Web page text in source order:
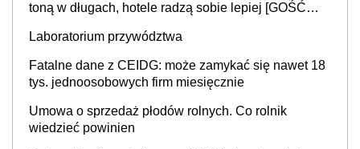
toną w długach, hotele radzą sobie lepiej [GOŚĆ
Laboratorium przywództwa
Fatalne dane z CEIDG: może zamykać się nawet 18
tys. jednoosobowych firm miesięcznie
Umowa o sprzedaż płodów rolnych. Co rolnik
wiedzieć powinien